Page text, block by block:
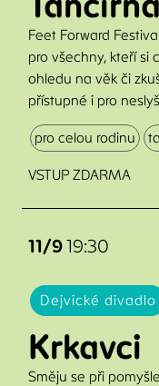
Feet Forward
pro všechny, kteří si
ohledu na věk či
přístupné i pro
pro celou rodinu
VSTUP ZDARMA
11/919:30
Dejvické divadlo
Krkavci
Směju se při